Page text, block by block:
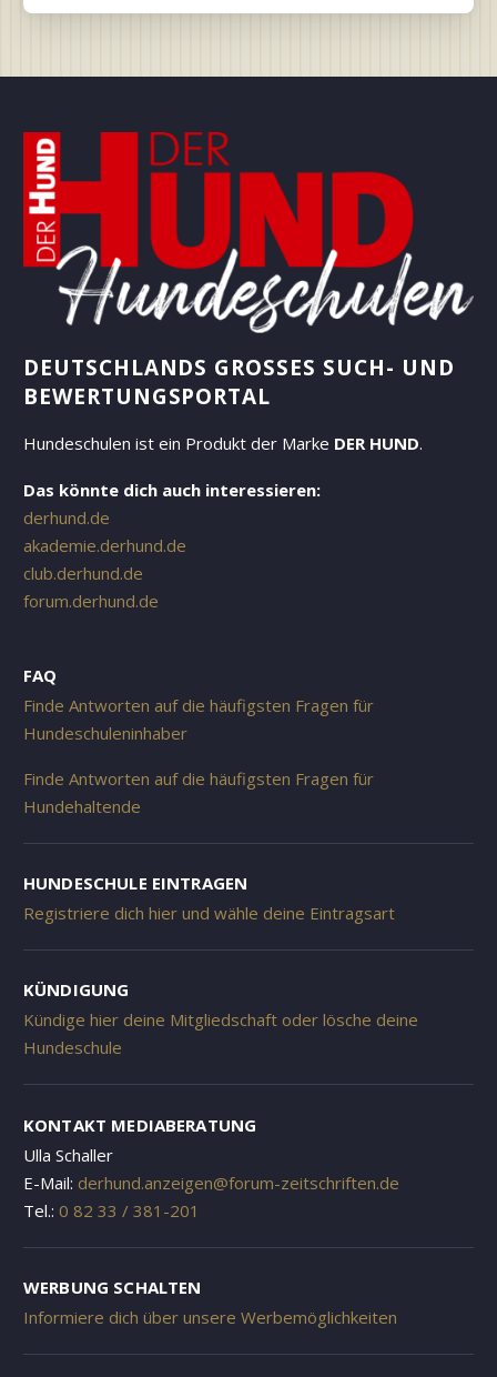
DEUTSCHLANDS GROSSES SUCH- UND B
EWERTUNGSPORTAL
Hundeschulen ist ein Produkt der Marke DER HUND.
Das könnte dich auch interessieren:
derhund.de
akademie.derhund.de
club.derhund.de
forum.derhund.de
FAQ
Finde Antworten auf die häufigsten Fragen für
Hundeschuleninhaber
Finde Antworten auf die häufigsten Fragen für
Hundehaltende
HUNDESCHULE EINTRAGEN
Registriere dich hier und wähle deine Eintragsart
KÜNDIGUNG
Kündige hier deine Mitgliedschaft oder lösche deine
Hundeschule
KONTAKT MEDIABERATUNG
Ulla Schaller
E-Mail: derhund.anzeigen@forum-zeitschriften.de
Tel.: 0 82 33 / 381-201
WERBUNG SCHALTEN
Informiere dich über unsere Werbemöglichkeiten